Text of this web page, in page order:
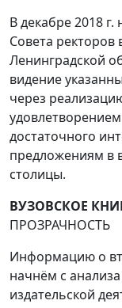
В декабре 2018
Совета ректоров
Ленинградской
видение
через
достаточного
предложениям в
столицы.
ВУЗОВСКОЕ
ПРОЗРАЧНОСТЬ
Информацию о
начнём с анализа
издательской